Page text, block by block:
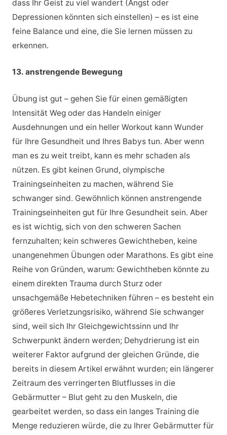
dass Ihr Geist zu viel wandert (Angst oder
Depressionen könnten sich einstellen) – es ist eine
feine Balance und eine, die Sie lernen müssen zu
erkennen.
13. anstrengende Bewegung
Übung ist gut – gehen Sie für einen gemäßigten
Intensität Weg oder das Handeln einiger
Ausdehnungen und ein heller Workout kann Wunder
für Ihre Gesundheit und Ihres Babys tun. Aber wenn
man es zu weit treibt, kann es mehr schaden als
nützen. Es gibt keinen Grund, olympische
Trainingseinheiten zu machen, während Sie
schwanger sind. Gewöhnlich können anstrengende
Trainingseinheiten gut für Ihre Gesundheit sein. Aber
es ist wichtig, sich von den schweren Sachen
fernzuhalten; kein schweres Gewichtheben, keine
unangenehmen Übungen oder Marathons. Es gibt eine
Reihe von Gründen, warum: Gewichtheben könnte zu
einem direkten Trauma durch Sturz oder
unsachgemäße Hebetechniken führen – es besteht ein
größeres Verletzungsrisiko, während Sie schwanger
sind, weil sich Ihr Gleichgewichtssinn und Ihr
Schwerpunkt ändern werden; Dehydrierung ist ein
weiterer Faktor aufgrund der gleichen Gründe, die
bereits in diesem Artikel erwähnt wurden; ein längerer
Zeitraum des verringerten Blutflusses in die
Gebärmutter – Blut geht zu den Muskeln, die
gearbeitet werden, so dass ein langes Training die
Menge reduzieren würde, die zu Ihrer Gebärmutter für